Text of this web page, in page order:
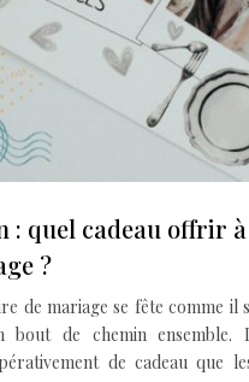
: quel cadeau offrir
?
de mariage se fête comme
de chemin ensemble.
de cadeau que